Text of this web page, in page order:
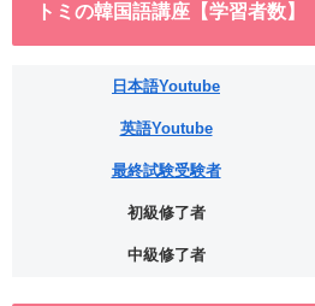
トミの韓国語講座【学習者数】
日本語Youtube
英語Youtube
最終試験受験者
初級修了者
中級修了者